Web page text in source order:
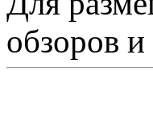
обзоров